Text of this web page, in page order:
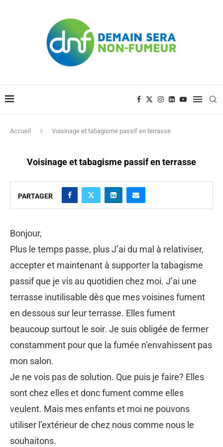
Accueil Voisinage et tabagisme passif en terrasse
Voisinage et tabagisme passif en terrasse
PARTAGER
Bonjour,
Plus le temps passe, plus J’ai du mal à relativiser,
accepter et maintenant à supporter la tabagisme
passif que je vis au quotidien chez moi. J’ai une
terrasse inutilisable dès que mes voisines fument
en dessous sur leur terrasse. Elles fument
beaucoup surtout le soir. Je suis obligée de fermer
constamment pour que la fumée n’envahissent pas
mon salon.
Je ne vois pas de solution. Que puis je faire? Elles
sont chez elles et donc fument comme elles
veulent. Mais mes enfants et moi ne pouvons
utiliser l’extérieur de chez nous comme nous le
souhaitons.